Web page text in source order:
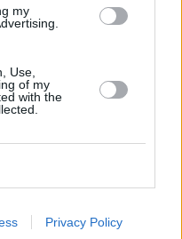
my
Use,
of my
with the
Privacy Policy
taksin
, sillä
ulkopuolella
kirjoittaessani tätä on
jonkun toisen yrityksen,
on suositeltavaa